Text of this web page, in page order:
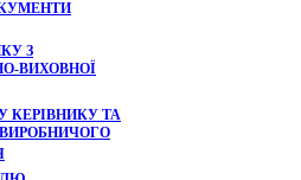
З
ВИХОВНОЇ
КЕРІВНИКУ ТА